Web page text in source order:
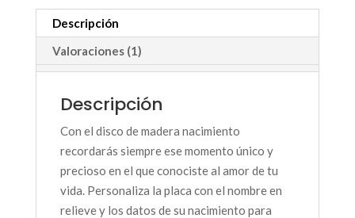
cantidad
Descripción
Valoraciones (1)
Descripción
Con el disco de madera nacimiento
recordarás siempre ese momento único y
precioso en el que conociste al amor de tu
vida. Personaliza la placa con el nombre en
relieve y los datos de su nacimiento para